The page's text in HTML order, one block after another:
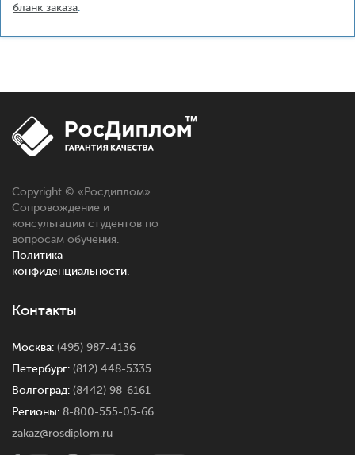
бланк заказа
Copyright © «Росдиплом»
Сопровождение и
консультации студентов по
вопросам обучения.
Политика
конфиденциальности.
Контакты
Москва: (495) 987-4136
Петербург: (812) 448-5335
Волгоград: (8442) 98-6161
Регионы: 8-800-555-05-66
zakaz@rosdiplom.ru